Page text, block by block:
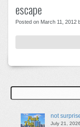
escape
Posted on March 11, 2012
Search
not
July 21, 2026